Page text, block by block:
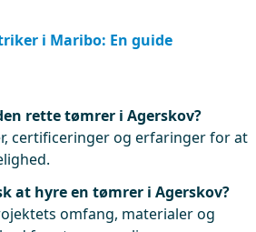
i Maribo: En guide
rette tømrer i Agerskov?
certificeringer og erfaringer for at
at hyre en tømrer i Agerskov?
omfang, materialer og